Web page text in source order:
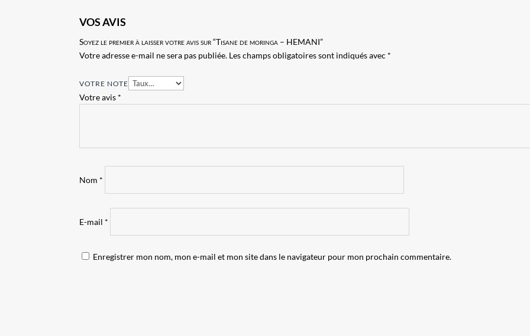
VOS AVIS
Soyez le premier à laisser votre avis sur “Tisane de moringa – HEMANI”
Votre adresse e-mail ne sera pas publiée. Les champs obligatoires sont indiqués avec *
VOTRE NOTE
Votre avis *
Nom *
E-mail *
Enregistrer mon nom, mon e-mail et mon site dans le navigateur pour mon prochain commentaire.